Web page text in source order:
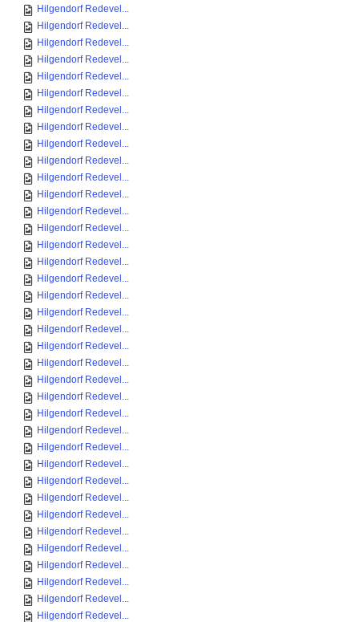
Hilgendorf Redevel...
Hilgendorf Redevel...
Hilgendorf Redevel...
Hilgendorf Redevel...
Hilgendorf Redevel...
Hilgendorf Redevel...
Hilgendorf Redevel...
Hilgendorf Redevel...
Hilgendorf Redevel...
Hilgendorf Redevel...
Hilgendorf Redevel...
Hilgendorf Redevel...
Hilgendorf Redevel...
Hilgendorf Redevel...
Hilgendorf Redevel...
Hilgendorf Redevel...
Hilgendorf Redevel...
Hilgendorf Redevel...
Hilgendorf Redevel...
Hilgendorf Redevel...
Hilgendorf Redevel...
Hilgendorf Redevel...
Hilgendorf Redevel...
Hilgendorf Redevel...
Hilgendorf Redevel...
Hilgendorf Redevel...
Hilgendorf Redevel...
Hilgendorf Redevel...
Hilgendorf Redevel...
Hilgendorf Redevel...
Hilgendorf Redevel...
Hilgendorf Redevel...
Hilgendorf Redevel...
Hilgendorf Redevel...
Hilgendorf Redevel...
Hilgendorf Redevel...
Hilgendorf Redevel...